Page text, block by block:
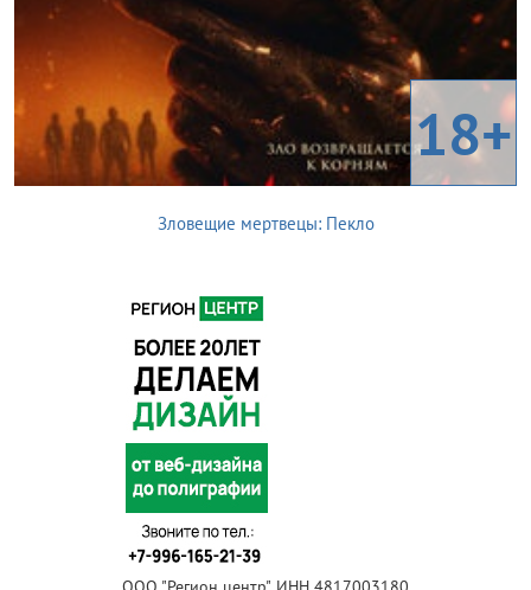
18+
Зловещие мертвецы: Пекло